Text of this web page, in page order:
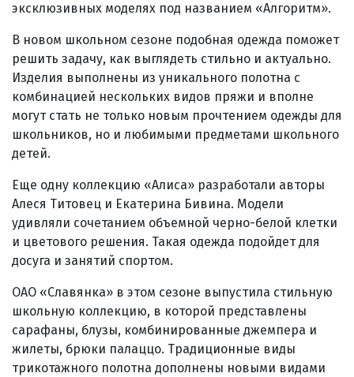
эксклюзивных моделях под названием «Алгоритм».
В новом школьном сезоне подобная одежда поможет
решить задачу, как выглядеть стильно и актуально.
Изделия выполнены из уникального полотна с
комбинацией нескольких видов пряжи и вполне
могут стать не только новым прочтением одежды для
школьников, но и любимыми предметами школьного
детей.
Еще одну коллекцию «Алиса» разработали авторы
Алеся Титовец и Екатерина Бивина. Модели
удивляли сочетанием объемной черно-белой клетки
и цветового решения. Такая одежда подойдет для
досуга и занятий спортом.
ОАО «Славянка» в этом сезоне выпустила стильную
школьную коллекцию, в которой представлены
сарафаны, блузы, комбинированные джемпера и
жилеты, брюки палаццо. Традиционные виды
трикотажного полотна дополнены новыми видами